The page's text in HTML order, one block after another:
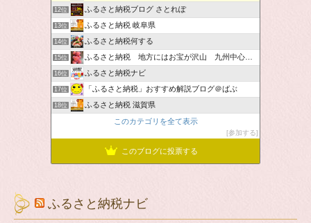
12位 ふるさと納税ブログ さとれぽ
13位 ふるさと納税 岐阜県
14位 ふるさと納税何する
15位 ふるさと納税 地方にはお宝が沢山 九州中心です。
16位 ふるさと納税ナビ
17位 「ふるさと納税」おすすめ解説ブログ＠ばぶ
18位
ふるさと納税 滋賀県
このカテゴリを全て表示
参加する
このブログに投票する
ふるさと納税ナビ